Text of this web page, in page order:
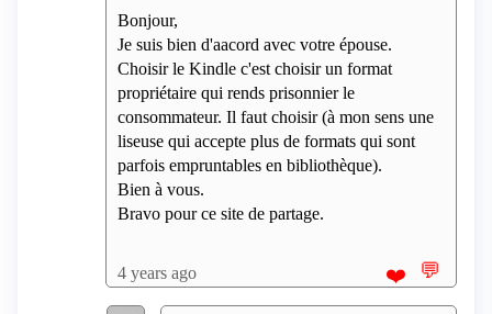
Bonjour,
Je suis bien d'aacord avec votre épouse.
Choisir le Kindle c'est choisir un format
propriétaire qui rends prisonnier le
consommateur. Il faut choisir (à mon sens une
liseuse qui accepte plus de formats qui sont
parfois empruntables en bibliothèque).
Bien à vous.
Bravo pour ce site de partage.
4 years ago ❤️ 💬